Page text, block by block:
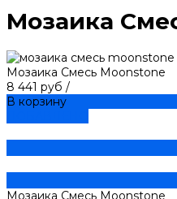
Мозаика
Мозаика Смесь Moonstone
8 441 руб /
В корзину
Мозаика Смесь Moonstone